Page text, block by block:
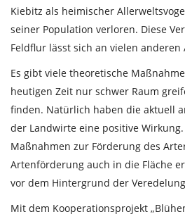
Kiebitz als heimischer
seiner Population verloren. Diese
Feldflur lässt sich an vielen
Es gibt viele theoretische
heutigen Zeit nur schwer Raum
finden. Natürlich haben die aktuell
der Landwirte eine positive
Maßnahmen zur Förderung des
Artenförderung auch in die Fläche
vor dem Hintergrund der
Mit dem Kooperationsprojekt